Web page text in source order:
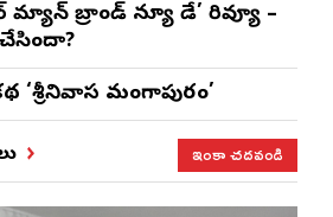
బ్రాండ్ న్యూ డే’ రివ్యూ –
‘శ్రీనివాస మంగాపురం’
ఇంకా చదవండి